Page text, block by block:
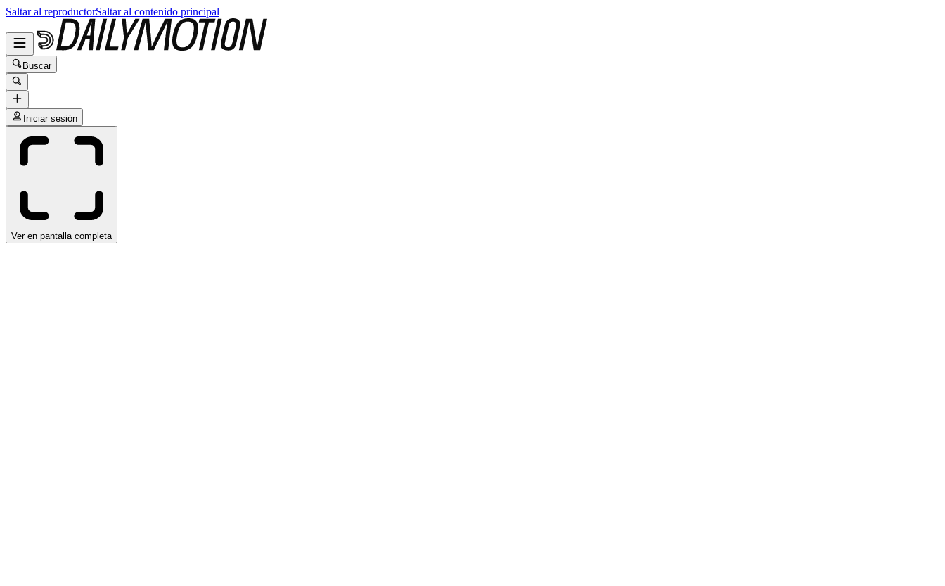
Saltar al reproductorSaltar al contenido principal
Buscar
Iniciar sesión
Ver en pantalla completa